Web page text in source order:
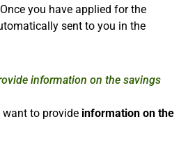
you have applied for the
sent to you in the
information on the savings
want to provide information on the